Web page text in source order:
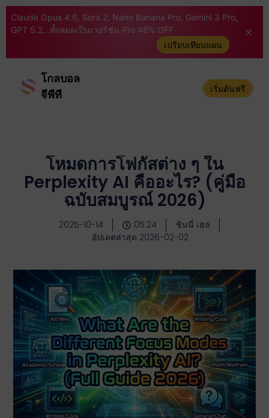
Claude Opus 4.6, Sora 2, Nano Banana Pro, Gemini 3 Pro,
GPT 5.2...ทั้งหมดเป็นเวอร์ชัน Pro 46% OFF
เปรียบเทียบแผน
โกลบอล
จีพีที
เริ่มต้นฟรี
โหมดการโฟกัสต่าง ๆ ใน
Perplexity AI คืออะไร? (คู่มือ
ฉบับสมบูรณ์ 2026)
2025-10-14 05:24
ชินนี่ เฮล
อัปเดตล่าสุด 2026-02-02